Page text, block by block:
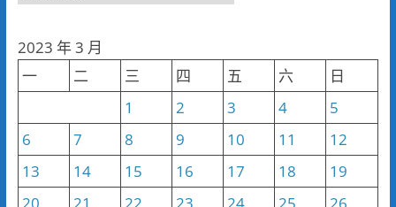
類
2023 年 3 月
一
二 三 四 五 六
日
1
2 3 4
5
6
7 8 9 10 11
12
13
14 15 16 17 18
19
20
21 22 23 24 25 26